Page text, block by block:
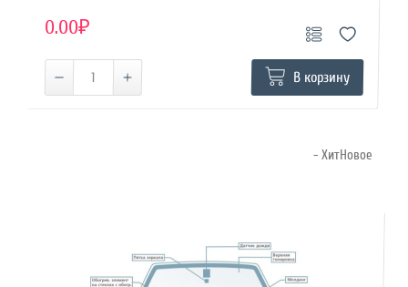
0.00₽
В корзину
- ХитНовое